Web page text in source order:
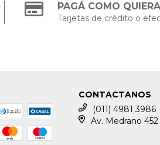
PAGÁ COMO
Tarjetas de crédito o
CONTACTANOS
(011) 4981 3986
Av. Medrano